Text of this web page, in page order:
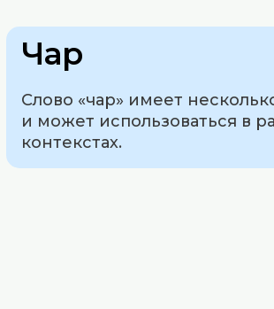
Чар
Слово «чар» имеет
и может использоваться в
контекстах.